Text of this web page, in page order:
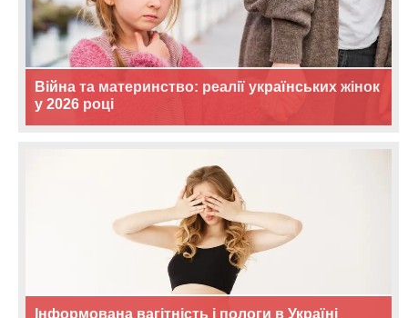
Війна та материнство: реалії українських жінок
у 2026 році
Інформована вагітність і пологи в Україні